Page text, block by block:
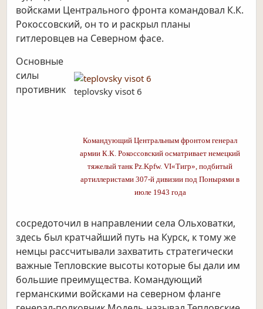
войсками Центрального фронта командовал К.К.
Рокоссовский, он то и раскрыл планы
гитлеровцев на Северном фасе.
teplovsky visot 6
Командующий Центральным фронтом генерал
армии К.К. Рокоссовский осматривает немецкий
тяжелый танк Pz.Kpfw. VI«Тигр», подбитый
артиллеристами 307-й дивизии под Понырями в
июле 1943 года
Основные
силы
противник
сосредоточил в направлении села Ольховатки,
здесь был кратчайший путь на Курск, к тому же
немцы рассчитывали захватить стратегически
важные Тепловские высоты которые бы дали им
большие преимущества. Командующий
германскими войсками на северном фланге